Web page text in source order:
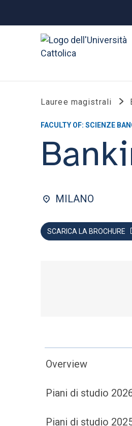
Lauree magistrali
FACULTY OF: SCIENZE
MILANO
SCARICA LA BROCHURE
Overview
Piani di studio
Piani di studio